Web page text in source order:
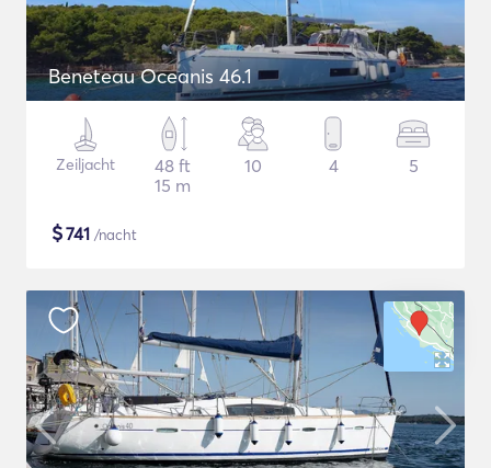
Beneteau Oceanis 46.1
Zeiljacht
48 ft
15 m
10 4 5
$741 /nacht